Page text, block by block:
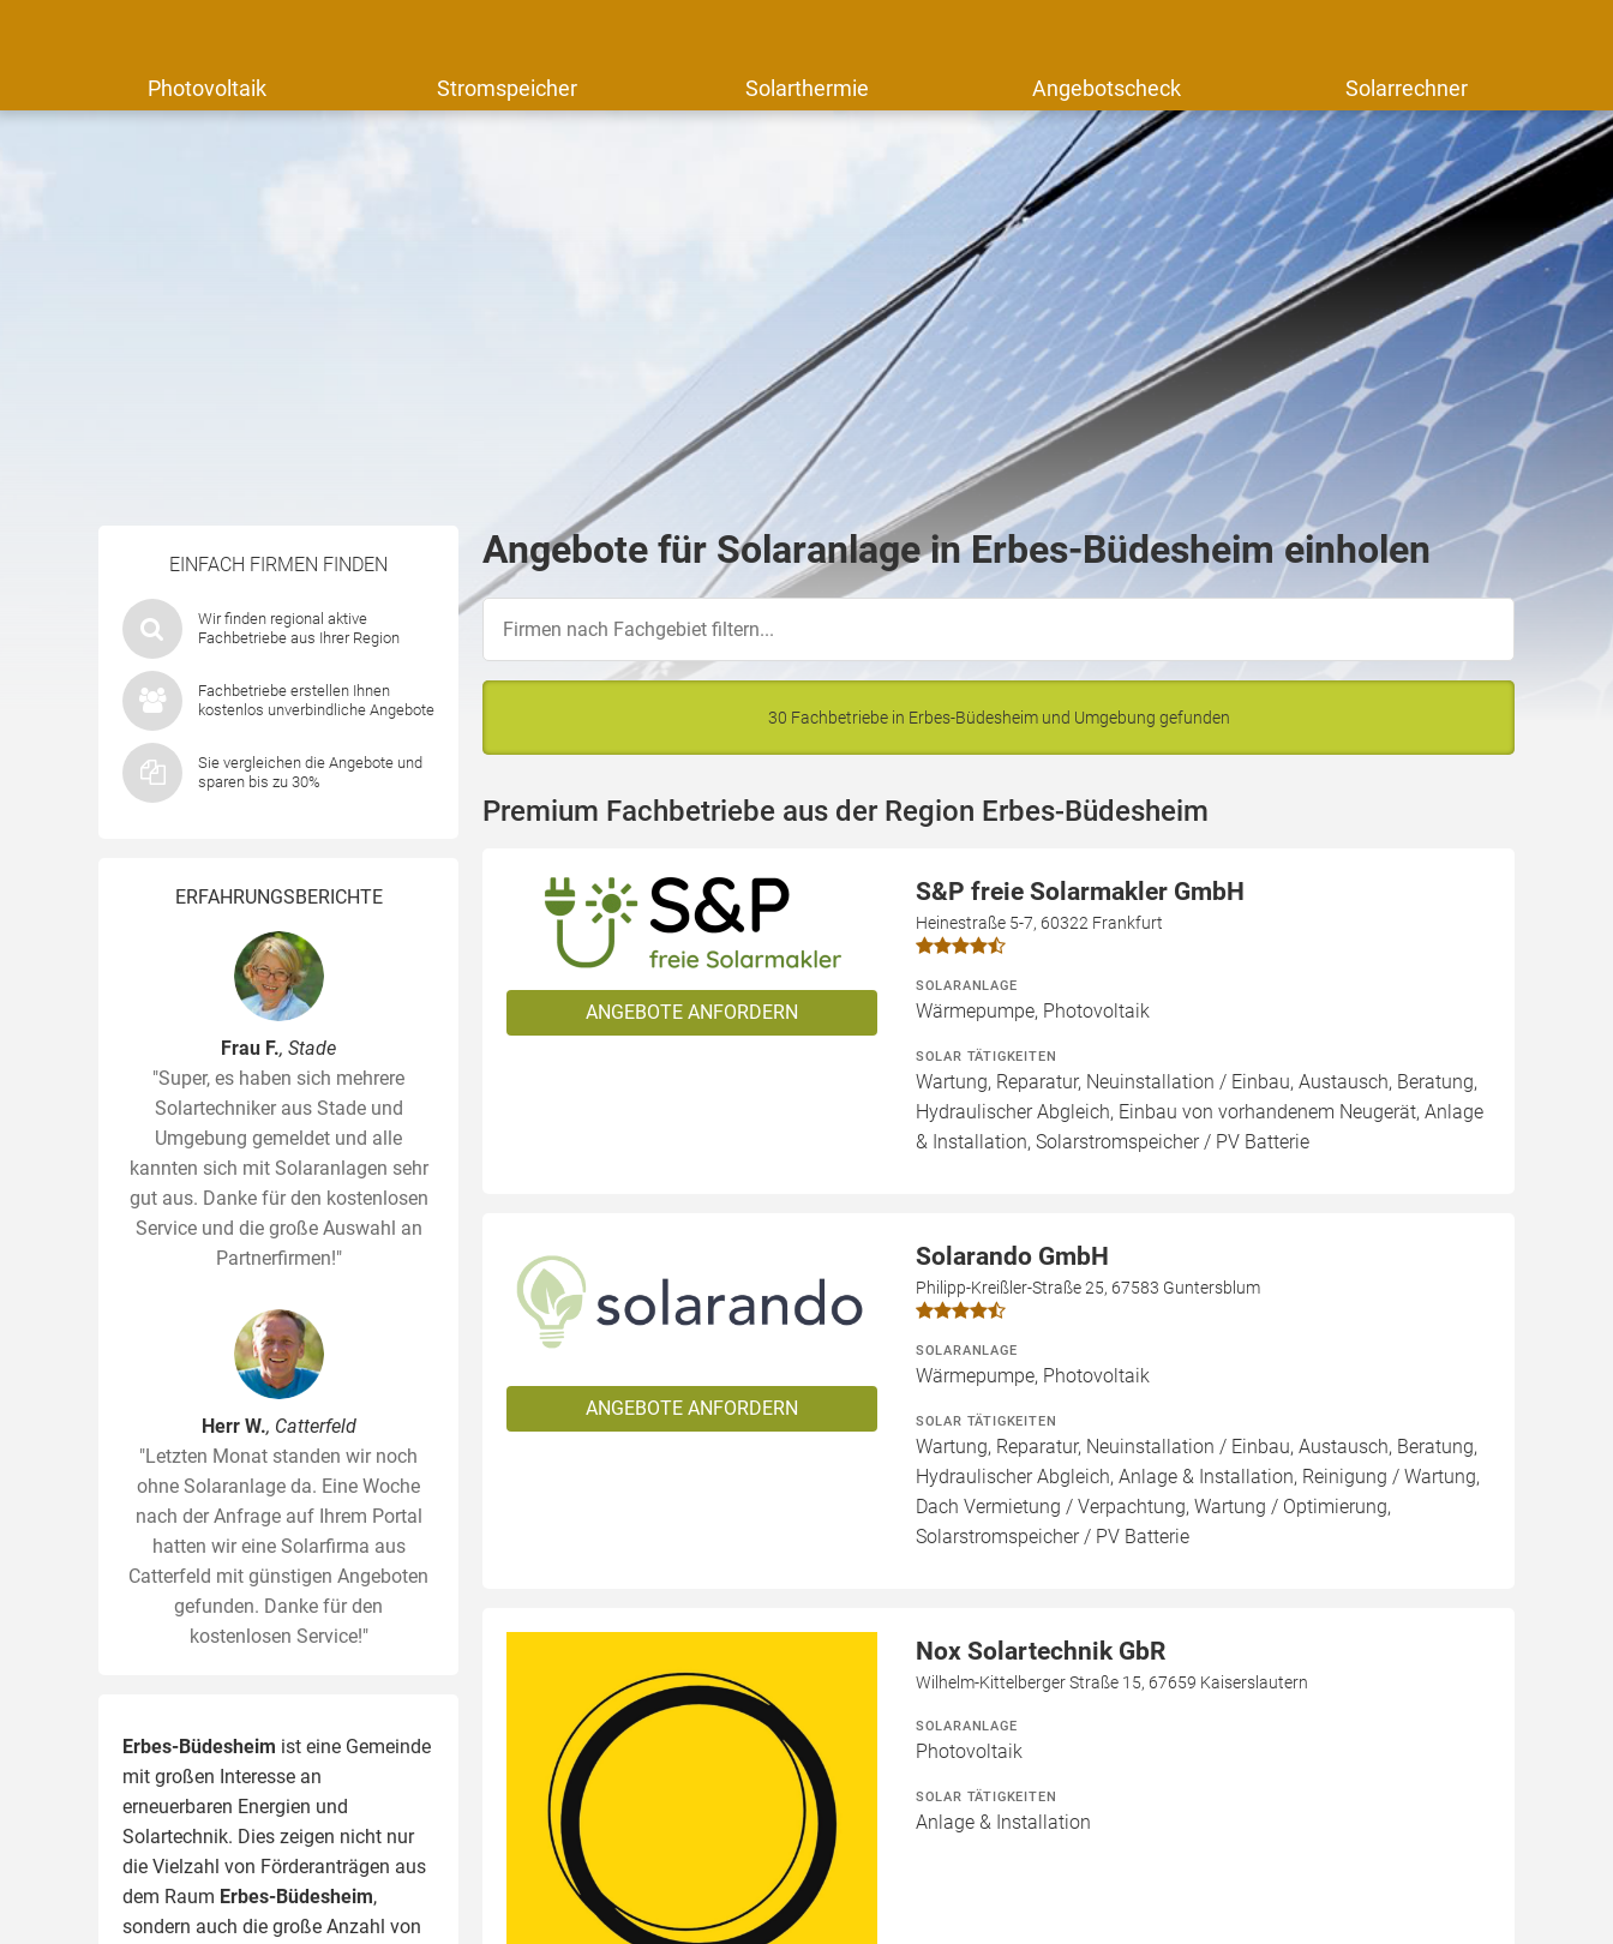
Photovoltaik Stromspeicher Solarthermie Angebotscheck Solarrechner
EINFACH FIRMEN FINDEN
Wir finden regional aktive
Fachbetriebe aus Ihrer Region
Fachbetriebe erstellen Ihnen
kostenlos unverbindliche Angebote
Sie vergleichen die Angebote und
sparen bis zu 30%
ERFAHRUNGSBERICHTE
Frau F., Stade
"Super, es haben sich mehrere
Solartechniker aus Stade und
Umgebung gemeldet und alle
kannten sich mit Solaranlagen sehr
gut aus. Danke für den kostenlosen
Service und die große Auswahl an
Partnerfirmen!"
Herr W., Catterfeld
"Letzten Monat standen wir noch
ohne Solaranlage da. Eine Woche
nach der Anfrage auf Ihrem Portal
hatten wir eine Solarfirma aus
Catterfeld mit günstigen Angeboten
gefunden. Danke für den
kostenlosen Service!"
Erbes-Büdesheim ist eine Gemeinde
mit großen Interesse an
erneuerbaren Energien und
Solartechnik. Dies zeigen nicht nur
die Vielzahl von Förderanträgen aus
dem Raum Erbes-Büdesheim,
sondern auch die große Anzahl von
Angebote für Solaranlage in Erbes-Büdesheim einholen
30 Fachbetriebe in Erbes-Büdesheim und Umgebung gefunden
Premium Fachbetriebe aus der Region Erbes-Büdesheim
ANGEBOTE ANFORDERN
S&P freie Solarmakler GmbH
Heinestraße 5-7, 60322 Frankfurt
SOLARANLAGE
Wärmepumpe, Photovoltaik
SOLAR TÄTIGKEITEN
Wartung, Reparatur, Neuinstallation / Einbau, Austausch, Beratung,
Hydraulischer Abgleich, Einbau von vorhandenem Neugerät, Anlage
& Installation, Solarstromspeicher / PV Batterie
ANGEBOTE ANFORDERN
Solarando GmbH
Philipp-Kreißler-Straße 25, 67583 Guntersblum
SOLARANLAGE
Wärmepumpe, Photovoltaik
SOLAR TÄTIGKEITEN
Wartung, Reparatur, Neuinstallation / Einbau, Austausch, Beratung,
Hydraulischer Abgleich, Anlage & Installation, Reinigung / Wartung,
Dach Vermietung / Verpachtung, Wartung / Optimierung,
Solarstromspeicher / PV Batterie
Nox Solartechnik GbR
Wilhelm-Kittelberger Straße 15, 67659 Kaiserslautern
SOLARANLAGE
Photovoltaik
SOLAR TÄTIGKEITEN
Anlage & Installation